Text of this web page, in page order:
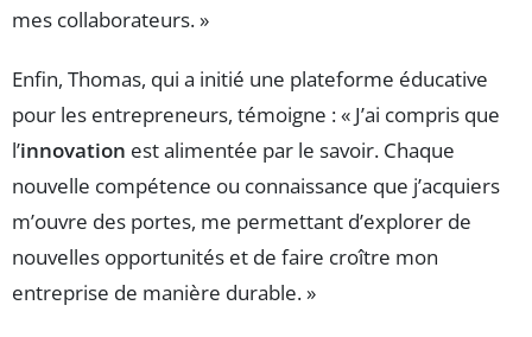
mes collaborateurs. »
Enfin, Thomas, qui a initié une plateforme éducative
pour les entrepreneurs, témoigne : « J’ai compris que
l’innovation est alimentée par le savoir. Chaque
nouvelle compétence ou connaissance que j’acquiers
m’ouvre des portes, me permettant d’explorer de
nouvelles opportunités et de faire croître mon
entreprise de manière durable. »